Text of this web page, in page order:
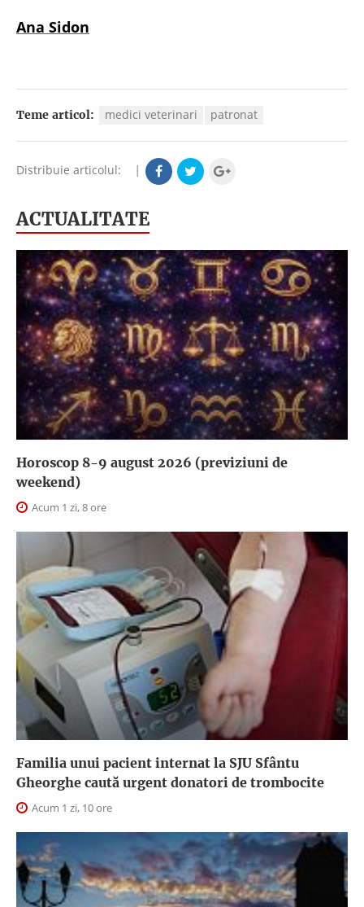
Ana Sidon
Teme articol: medici veterinari patronat
Distribuie articolul: |
ACTUALITATE
Horoscop 8-9 august 2026 (previziuni de
weekend)
Acum 1 zi, 8 ore
Familia unui pacient internat la SJU Sfântu
Gheorghe caută urgent donatori de trombocite
Acum 1 zi, 10 ore